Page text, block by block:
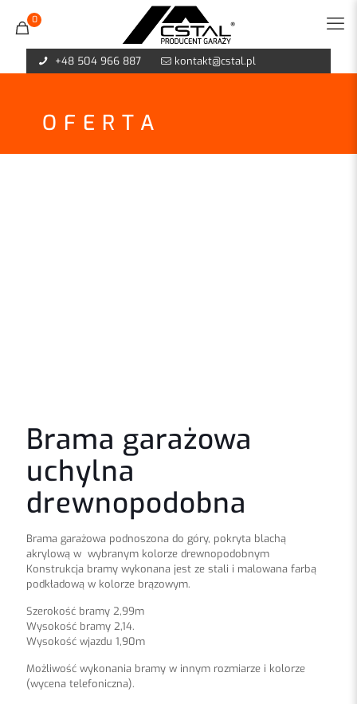
+48 504 966 887 kontakt@cstal.pl
0
OFERTA
Brama garażowa
uchylna
drewnopodobna
Brama garażowa podnoszona do góry, pokryta blachą
akrylową w wybranym kolorze drewnopodobnym
Konstrukcja bramy wykonana jest ze stali i malowana farbą
podkładową w kolorze brązowym.
Szerokość bramy 2,99m
Wysokość bramy 2,14.
Wysokość wjazdu 1,90m
Możliwość wykonania bramy w innym rozmiarze i kolorze
(wycena telefoniczna).